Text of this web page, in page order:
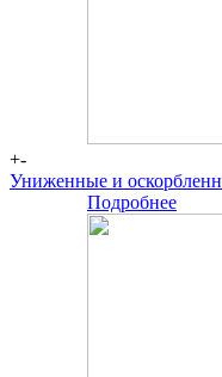
+-
Униженные и
Подробнее